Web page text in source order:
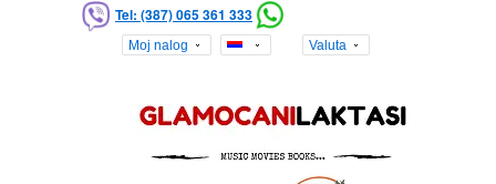
Tel: (387) 065 361 333
Moj nalog Valuta